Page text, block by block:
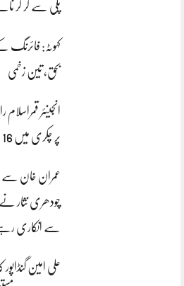
پلی سے گر کر
کہوٹہ:
بحق، تین زخمی
انجینئر
پر چکری میں 16 افراد کا کامیاب ریسکیو
عمران خان سے
چودھری نثار
سے انکاری
علی امین گنڈاپور